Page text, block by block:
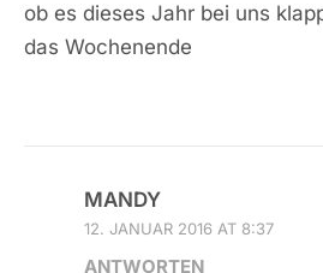
ob es dieses Jahr bei uns
das Wochenende
MANDY
12. JANUAR 2016 AT 8:37
ANTWORTEN